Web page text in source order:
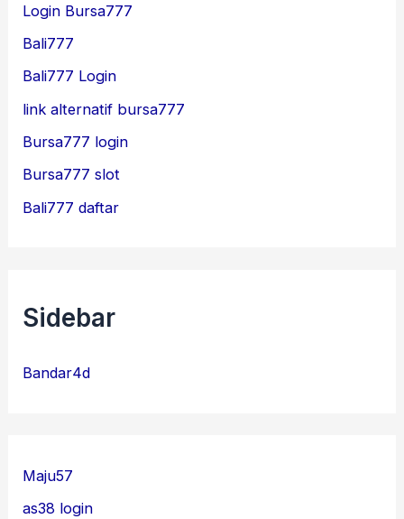
Login Bursa777
Bali777
Bali777 Login
link alternatif bursa777
Bursa777 login
Bursa777 slot
Bali777 daftar
Sidebar
Bandar4d
Maju57
as38 login